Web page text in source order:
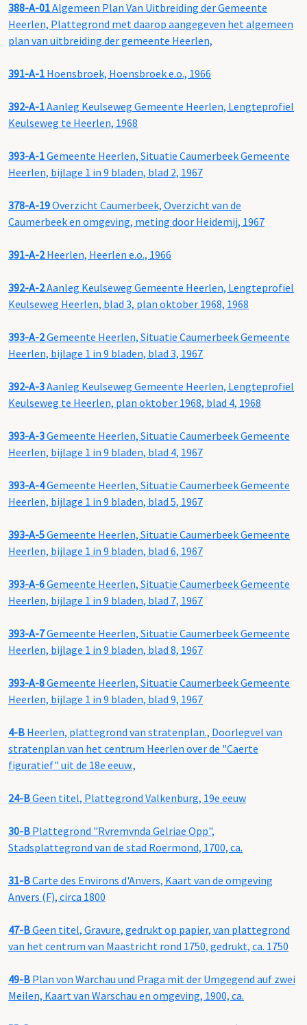
388-A-01Algemeen Plan Van Uitbreiding der Gemeente
Heerlen, Plattegrond met daarop aangegeven het algemeen
plan van uitbreiding der gemeente Heerlen,
391-A-1 Hoensbroek, Hoensbroek e.o., 1966
392-A-1Aanleg Keulseweg Gemeente Heerlen, Lengteprofiel
Keulseweg te Heerlen, 1968
393-A-1Gemeente Heerlen, Situatie Caumerbeek Gemeente
Heerlen, bijlage 1 in 9 bladen, blad 2, 1967
378-A-19Overzicht Caumerbeek, Overzicht van de
Caumerbeek en omgeving, meting door Heidemij, 1967
391-A-2Heerlen, Heerlen e.o., 1966
392-A-2Aanleg Keulseweg Gemeente Heerlen, Lengteprofiel
Keulseweg Heerlen, blad 3, plan oktober 1968, 1968
393-A-2Gemeente Heerlen, Situatie Caumerbeek Gemeente
Heerlen, bijlage 1 in 9 bladen, blad 3, 1967
392-A-3Aanleg Keulseweg Gemeente Heerlen, Lengteprofiel
Keulseweg te Heerlen, plan oktober 1968, blad 4, 1968
393-A-3Gemeente Heerlen, Situatie Caumerbeek Gemeente
Heerlen, bijlage 1 in 9 bladen, blad 4, 1967
393-A-4Gemeente Heerlen, Situatie Caumerbeek Gemeente
Heerlen, bijlage 1 in 9 bladen, blad 5, 1967
393-A-5Gemeente Heerlen, Situatie Caumerbeek Gemeente
Heerlen, bijlage 1 in 9 bladen, blad 6, 1967
393-A-6Gemeente Heerlen, Situatie Caumerbeek Gemeente
Heerlen, bijlage 1 in 9 bladen, blad 7, 1967
393-A-7Gemeente Heerlen, Situatie Caumerbeek Gemeente
Heerlen, bijlage 1 in 9 bladen, blad 8, 1967
393-A-8Gemeente Heerlen, Situatie Caumerbeek Gemeente
Heerlen, bijlage 1 in 9 bladen, blad 9, 1967
4-B Heerlen, plattegrond van stratenplan., Doorlegvel van
stratenplan van het centrum Heerlen over de "Caerte
figuratief" uit de 18e eeuw.,
24-BGeen titel, Plattegrond Valkenburg, 19e eeuw
30-B Plattegrond "Rvremvnda Gelriae Opp",
Stadsplattegrond van de stad Roermond, 1700, ca.
31-BCarte des Environs d'Anvers, Kaart van de omgeving
Anvers (F), circa 1800
47-BGeen titel, Gravure, gedrukt op papier, van plattegrond
van het centrum van Maastricht rond 1750, gedrukt, ca. 1750
49-B Plan von Warchau und Praga mit der Umgegend auf zwei
Meilen, Kaart van Warschau en omgeving, 1900, ca.